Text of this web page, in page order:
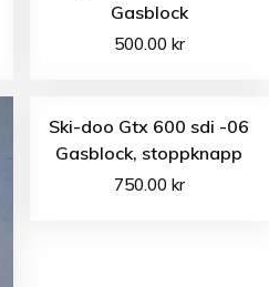
Gasblock
500.00 kr
Ski-doo Gtx 600 sdi -06
Gasblock, stoppknapp
750.00 kr